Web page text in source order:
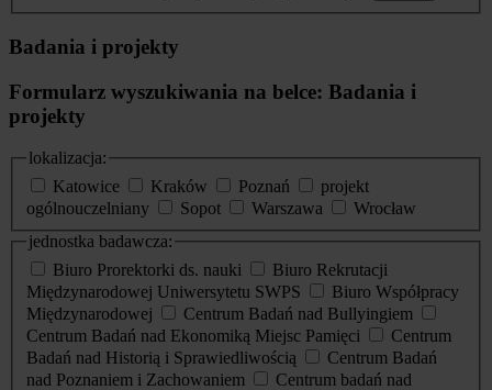
Badania i projekty
Formularz wyszukiwania na belce: Badania i
projekty
lokalizacja:
Katowice
Kraków Poznań
projekt
ogólnouczelniany
Sopot Warszawa
Wrocław
jednostka badawcza:
Biuro Prorektorki ds. nauki
Biuro Rekrutacji
Międzynarodowej Uniwersytetu SWPS
Biuro Współpracy
Międzynarodowej
Centrum Badań nad Bullyingiem
Centrum Badań nad Ekonomiką Miejsc Pamięci
Centrum
Badań nad Historią i Sprawiedliwością
Centrum Badań
nad Poznaniem i Zachowaniem
Centrum badań nad